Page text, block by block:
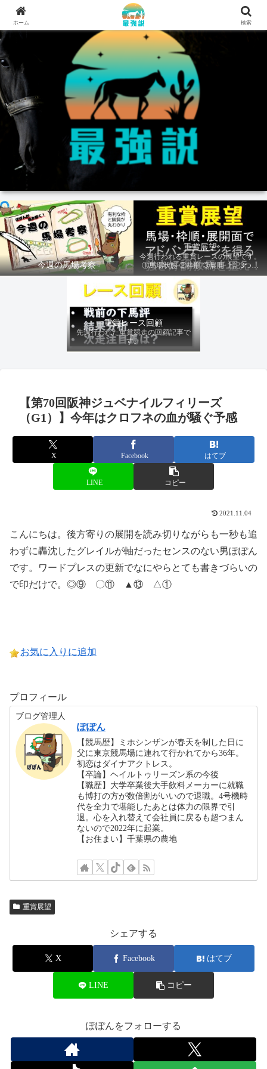
今週の馬場考察
重賞展望
今週行われる重賞レースの展望です。
①馬場状態 ②枠順 ③展開 上記3つの
ファクターから有利にレースを運べる
馬を導き、追い切りの動きを加味して
最終評価を下します。
重賞レース回顧
先週行われた重賞競走の回顧記事で
す。
【第70回阪神ジュベナイルフィリーズ
（G1）】今年はクロフネの血が騒ぐ予感
X Facebook はてブ
LINE コピー
2021.11.04
こんにちは。後方寄りの展開を読み切りながらも一秒も追
わずに轟沈したグレイルが軸だったセンスのない男ぽぽん
です。ワードプレスの更新でなにやらとても書きづらいの
で印だけで。◎⑨ 〇⑪ ▲⑬ △①
お気に入りに追加
プロフィール
ブログ管理人
ぽぽん
【競馬歴】ミホシンザンが春天を制した日に
父に東京競馬場に連れて行かれてから36年。
初恋はダイナアクトレス。
【卒論】ヘイルトゥリーズン系の今後
【職歴】大学卒業後大手飲料メーカーに就職
も博打の方が数倍割がいいので退職。4号機時
代を全力で堪能したあとは体力の限界で引
退。心を入れ替えて会社員に戻るも超つまん
ないので2022年に起業。
【お住まい】千葉県の農地
重賞展望
シェアする
X Facebook はてブ
LINE コピー
ぽぽんをフォローする
ホーム 検索